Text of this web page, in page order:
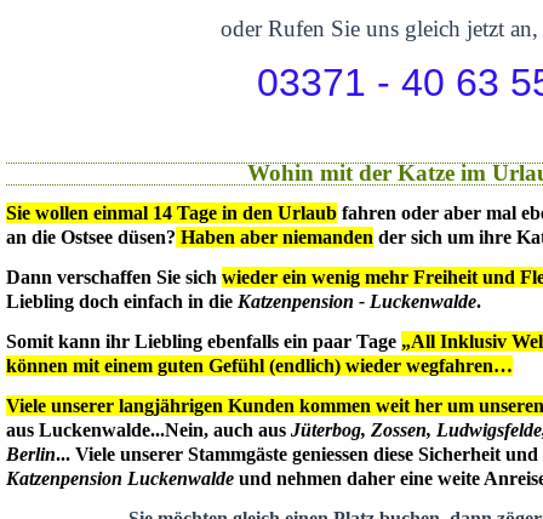
oder Rufen Sie uns gleich jetzt an,
03371 - 40 63
Wohin mit der Katze im
Sie wollen einmal 14 Tage in den Urlaub fahren oder aber mal
an die Ostsee düsen? Haben aber niemanden der sich um ihre
Dann verschaffen Sie sich wieder ein wenig mehr Freiheit und
Liebling doch einfach in die Katzenpension - Luckenwalde.
Somit kann ihr Liebling ebenfalls ein paar Tage „All Inklusiv
können mit einem guten Gefühl (endlich) wieder wegfahren…
Viele unserer langjährigen Kunden kommen weit her um
aus Luckenwalde...Nein, auch aus Jüterbog, Zossen,
Berlin... Viele unserer Stammgäste geniessen diese Sicherheit
Katzenpension Luckenwalde und nehmen daher eine weite